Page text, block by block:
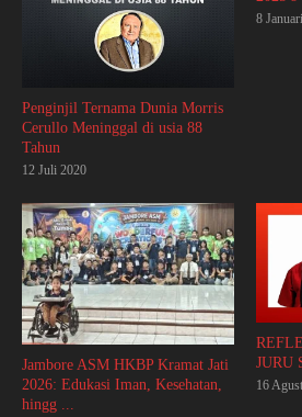
Penginjil Ternama Dunia Morris
Cerullo Meninggal di usia 88
Tahun
12 Juli 2020
8
Jambore ASM HKBP Kramat Jati
2026: Edukasi Iman, Kesehatan,
hingg ...
JURU
16